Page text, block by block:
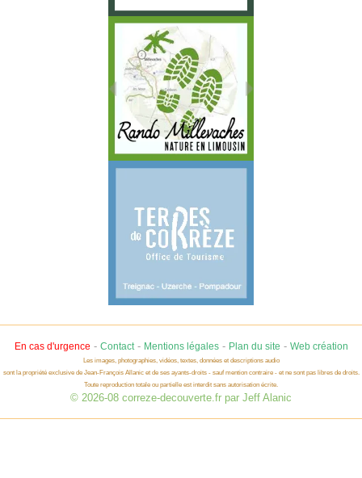
En cas d'urgence - Contact- Mentions légales- Plan du site - Web création
Les images, photographies, vidéos, textes, données et descriptions audio
sont la propriété exclusive de Jean-François Allanic et de ses ayants-droits - sauf mention contraire - et ne sont pas libres de droits.
Toute reproduction totale ou partielle est interdit sans autorisation écrite.
© 2026-08 correze-decouverte.fr par Jeff Alanic